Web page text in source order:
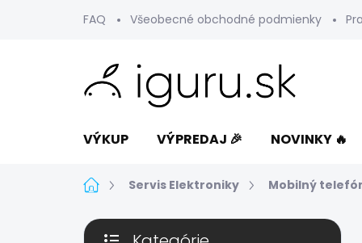
FAQ Všeobecné obchodné podmienky
VÝKUP VÝPREDAJ 🎉 NOVINKY 🔥
DomovServis Elektroniky Mobilný
B